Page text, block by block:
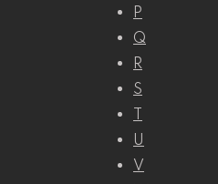
P
Q
R
S
U
V